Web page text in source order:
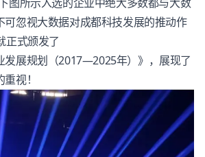
可忽视大数据对成都科技发展的推动作
正式颁发了
发展规划（2017—2025年）》 ，展现了
视！